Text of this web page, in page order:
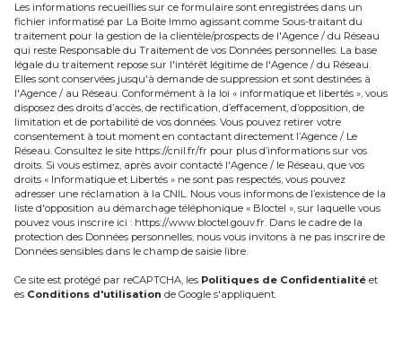
Les informations recueillies sur ce formulaire sont enregistrées dans un
fichier informatisé par La Boite Immo agissant comme Sous-traitant du
traitement pour la gestion de la clientèle/prospects de l'Agence / du Réseau
qui reste Responsable du Traitement de vos Données personnelles. La base
légale du traitement repose sur l'intérêt légitime de l'Agence / du Réseau.
Elles sont conservées jusqu'à demande de suppression et sont destinées à
l'Agence / au Réseau. Conformément à la loi « informatique et libertés », vous
disposez des droits d’accès, de rectification, d’effacement, d’opposition, de
limitation et de portabilité de vos données. Vous pouvez retirer votre
consentement à tout moment en contactant directement l’Agence / Le
Réseau. Consultez le site https://cnil.fr/fr pour plus d’informations sur vos
droits. Si vous estimez, après avoir contacté l'Agence / le Réseau, que vos
droits « Informatique et Libertés » ne sont pas respectés, vous pouvez
adresser une réclamation à la CNIL. Nous vous informons de l’existence de la
liste d'opposition au démarchage téléphonique « Bloctel », sur laquelle vous
pouvez vous inscrire ici : https://www.bloctel.gouv.fr. Dans le cadre de la
protection des Données personnelles, nous vous invitons à ne pas inscrire de
Données sensibles dans le champ de saisie libre.
Ce site est protégé par reCAPTCHA, les Politiques de Confidentialité et
es Conditions d'utilisation de Google s'appliquent.